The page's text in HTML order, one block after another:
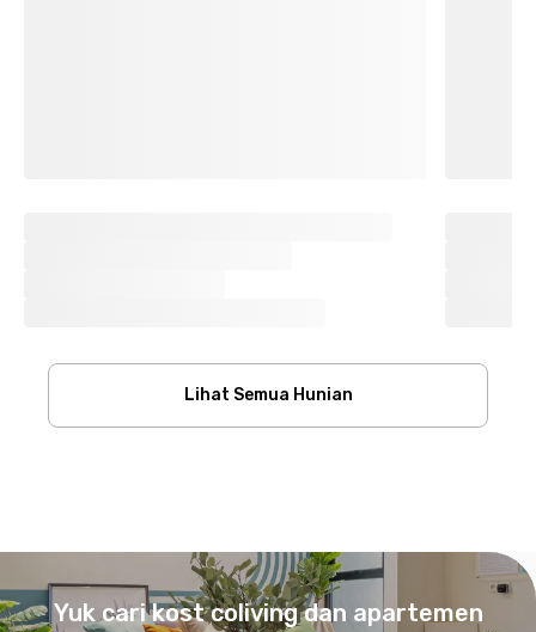
Lihat Semua Hunian
Yuk cari kost coliving dan apartemen